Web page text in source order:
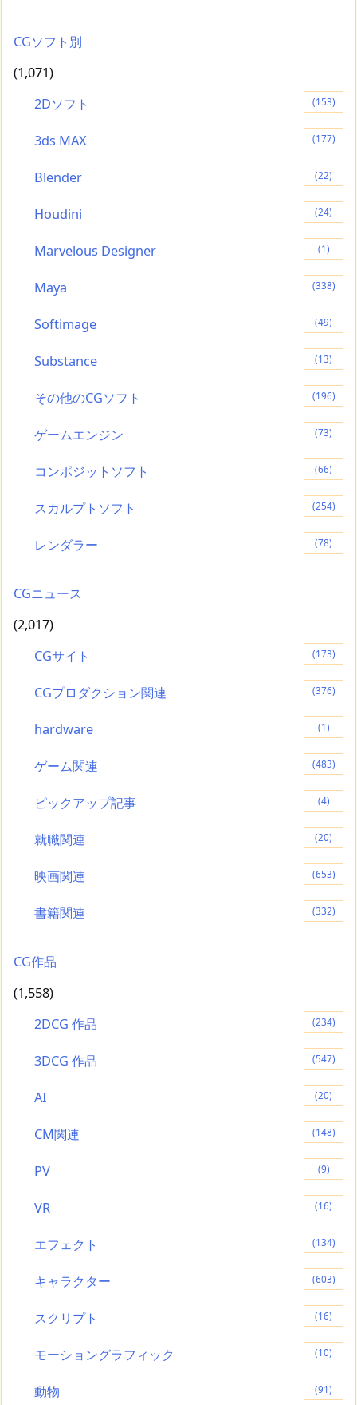
CGソフト別
(1,071)
2Dソフト
(153)
3ds MAX (177)
Blender (22)
Houdini (24)
Marvelous Designer (1)
Maya (338)
Softimage (49)
Substance (13)
その他のCGソフト (196)
ゲームエンジン (73)
コンポジットソフト (66)
スカルプトソフト (254)
レンダラー (78)
CGニュース
(2,017)
CGサイト
(173)
CGプロダクション関連 (376)
hardware (1)
ゲーム関連 (483)
ピックアップ記事 (4)
就職関連 (20)
映画関連 (653)
書籍関連 (332)
CG作品
(1,558)
2DCG 作品
(234)
3DCG 作品 (547)
AI (20)
CM関連 (148)
PV (9)
VR (16)
エフェクト (134)
キャラクター (603)
スクリプト (16)
モーショングラフィック (10)
動物 (91)